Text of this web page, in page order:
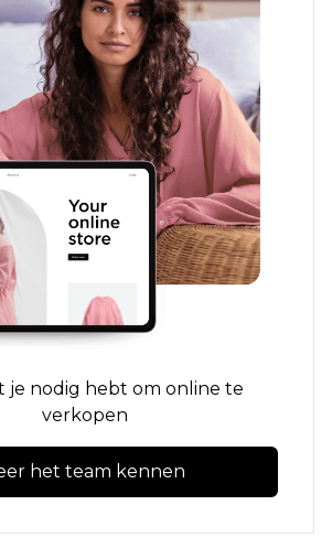
je nodig hebt om online te
verkopen
het team kennen